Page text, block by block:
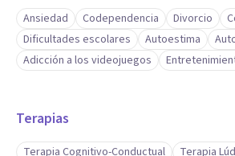
Ansiedad Codependencia Divorcio
Dificultades escolares
Autoestima
Adicción a los videojuegos
Terapias
Terapia Cognitivo-Conductual
Terapia